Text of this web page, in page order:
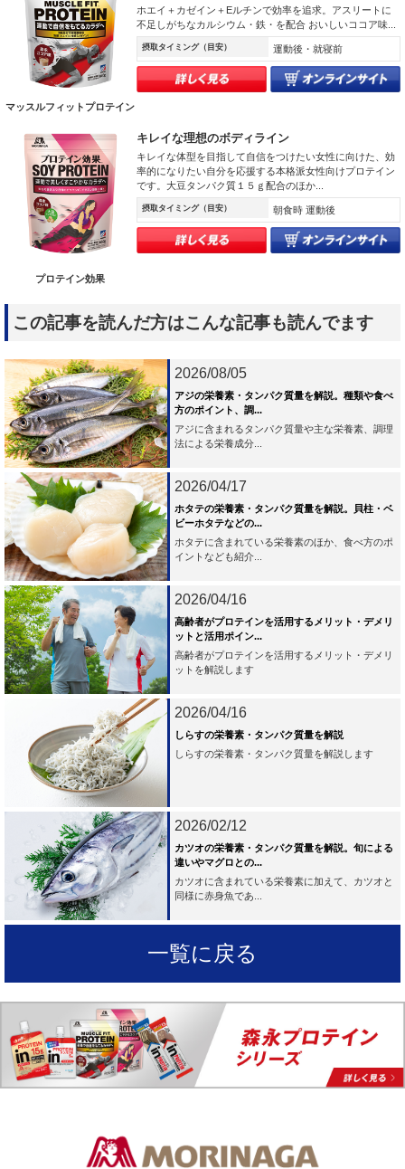
マッスルフィットプロテイン
ホエイ＋カゼイン＋Eルチンで効率を追求。アスリートに
不足しがちなカルシウム・鉄・を配合 おいしいココア味...
摂取タイミング（目安） 運動後・就寝前
プロテイン効果
キレイな理想のボディライン
キレイな体型を目指して自信をつけたい女性に向けた、効
率的になりたい自分を応援する本格派女性向けプロテイン
です。大豆タンパク質１５ｇ配合のほか...
摂取タイミング（目安） 朝食時 運動後
この記事を読んだ方はこんな記事も読んでます
2026/08/05
アジの栄養素・タンパク質量を解説。種類や食べ
方のポイント、調...
アジに含まれるタンパク質量や主な栄養素、調理
法による栄養成分...
2026/04/17
ホタテの栄養素・タンパク質量を解説。貝柱・ベ
ビーホタテなどの...
ホタテに含まれている栄養素のほか、食べ方のポ
イントなども紹介...
2026/04/16
高齢者がプロテインを活用するメリット・デメリ
ットと活用ポイン...
高齢者がプロテインを活用するメリット・デメリ
ットを解説します
2026/04/16
しらすの栄養素・タンパク質量を解説
しらすの栄養素・タンパク質量を解説します
2026/02/12
カツオの栄養素・タンパク質量を解説。旬による
違いやマグロとの...
カツオに含まれている栄養素に加えて、カツオと
同様に赤身魚であ...
一覧に戻る